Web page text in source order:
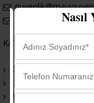
Nasıl
KATEGORILER
Kurumsal
Çözümlerimiz
Başarılarımız